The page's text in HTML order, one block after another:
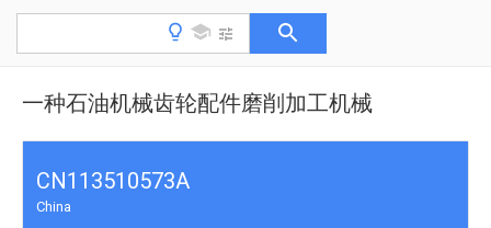
一种石油机械齿轮配件磨削加工机械
CN113510573A
China